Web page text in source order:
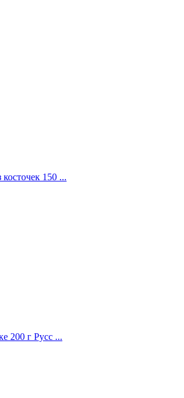
150 ...
200 г Русс ...